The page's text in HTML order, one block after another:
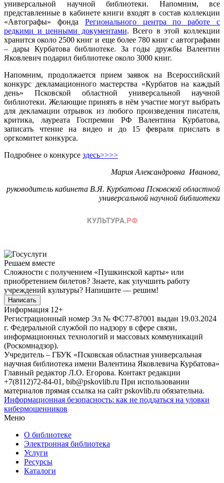
универсальной научной библиотеки. Напомним, все
представленные в кабинете книги входят в состав коллекции
«Автографы» фонда Регионального центра по работе с
редкими и ценными документами. Всего в этой коллекции
хранится около 2500 книг и еще более 780 книг с автографами
– дары Курбатова библиотеке. За годы дружбы Валентин
Яковлевич подарил библиотеке около 3000 книг.
Напомним, продолжается прием заявок на Всероссийский
конкурс декламационного мастерства «Курбатов на каждый
день» Псковской областной универсальной научной
библиотеки. Желающие принять в нём участие могут выбрать
для декламации отрывок из любого произведения писателя,
критика, лауреата Госпремии РФ Валентина Курбатова,
записать чтение на видео и до 15 февраля прислать в
оргкомитет конкурса.
Подробнее о конкурсе здесь>>>>
Мария Александровна Иванова,
руководитель кабинета В.Я. Курбатова Псковской областной
универсальной научной библиотеки
Решаем вместе
Сложности с получением «Пушкинской карты» или
приобретением билетов? Знаете, как улучшить работу
учреждений культуры? Напишите — решим!
Написать
Информация 12+
Регистрационный номер Эл № ФС77-87001 выдан 19.03.2024
г. Федеральной службой по надзору в сфере связи,
информационных технологий и массовых коммуникаций
(Роскомнадзор).
Учредитель – ГБУК «Псковская областная универсальная
научная библиотека имени Валентина Яковлевича Курбатова»
Главный редактор Л.О. Егорова. Контакт редакции
+7(8112)72-84-01, bib@pskovlib.ru При использовании
материалов прямая ссылка на сайт pskovlib.ru обязательна.
Информационная безопасность: как не поддаться на уловки
кибермошенников
Меню
О библиотеке
Электронная библиотека
Услуги
Ресурсы
Каталоги